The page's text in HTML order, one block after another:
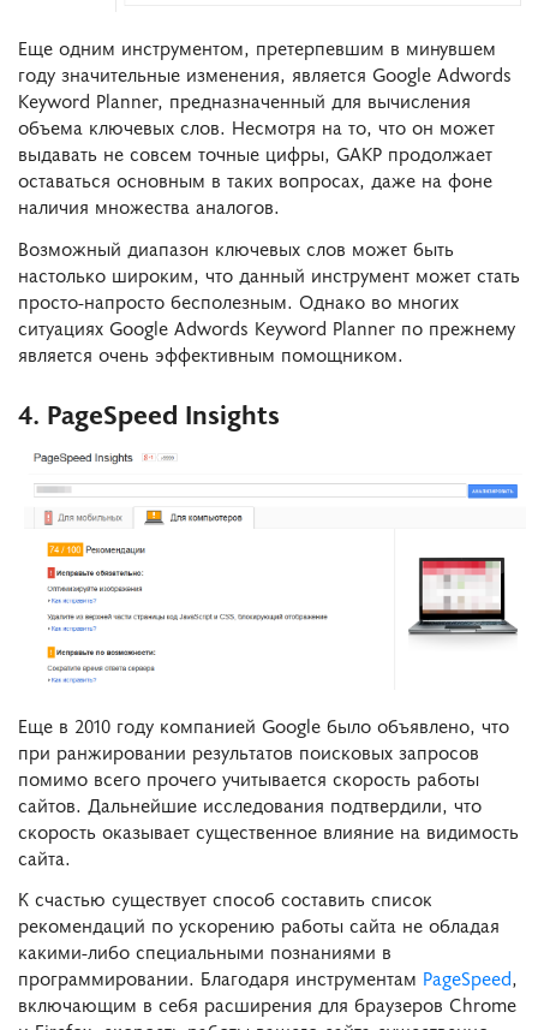
Еще одним инструментом, претерпевшим в минувшем
году значительные изменения, является Google Adwords
Keyword Planner, предназначенный для вычисления
объема ключевых слов. Несмотря на то, что он может
выдавать не совсем точные цифры, GAKP продолжает
оставаться основным в таких вопросах, даже на фоне
наличия множества аналогов.
Возможный диапазон ключевых слов может быть
настолько широким, что данный инструмент может стать
просто-напросто бесполезным. Однако во многих
ситуациях Google Adwords Keyword Planner по прежнему
является очень эффективным помощником.
4. PageSpeed Insights
Еще в 2010 году компанией Google было объявлено, что
при ранжировании результатов поисковых запросов
помимо всего прочего учитывается скорость работы
сайтов. Дальнейшие исследования подтвердили, что
скорость оказывает существенное влияние на видимость
сайта.
К счастью существует способ составить список
рекомендаций по ускорению работы сайта не обладая
какими-либо специальными познаниями в
программировании. Благодаря инструментам PageSpeed,
включающим в себя расширения для браузеров Chrome